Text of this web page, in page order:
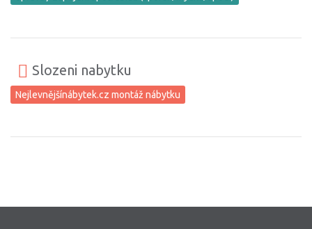
Slozeni nabytku
Nejlevnějšínábytek.cz montáž nábytku